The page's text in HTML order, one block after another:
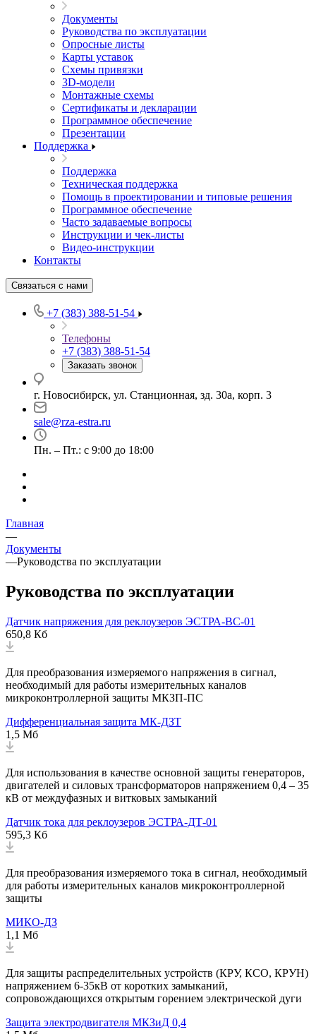
Документы
Руководства по эксплуатации
Опросные листы
Карты уставок
Схемы привязки
3D-модели
Монтажные схемы
Сертификаты и декларации
Программное обеспечение
Презентации
Поддержка
Поддержка
Техническая поддержка
Помощь в проектировании и типовые решения
Программное обеспечение
Часто задаваемые вопросы
Инструкции и чек-листы
Видео-инструкции
Контакты
Связаться с нами
+7 (383) 388-51-54
Телефоны
+7 (383) 388-51-54
Заказать звонок
г. Новосибирск, ул. Станционная, зд. 30а, корп. 3
sale@rza-estra.ru
Пн. – Пт.: с 9:00 до 18:00
Главная
—
Документы
—Руководства по эксплуатации
Руководства по эксплуатации
Датчик напряжения для реклоузеров ЭСТРА-ВС-01
650,8 Кб
Для преобразования измеряемого напряжения в сигнал,
необходимый для работы измерительных каналов
микроконтроллерной защиты МКЗП-ПС
Дифференциальная защита МК-ДЗТ
1,5 Мб
Для использования в качестве основной защиты генераторов,
двигателей и силовых трансформаторов напряжением 0,4 – 35
кВ от междуфазных и витковых замыканий
Датчик тока для реклоузеров ЭСТРА-ДТ-01
595,3 Кб
Для преобразования измеряемого тока в сигнал, необходимый
для работы измерительных каналов микроконтроллерной
защиты
МИКО-ДЗ
1,1 Мб
Для защиты распределительных устройств (КРУ, КСО, КРУН)
напряжением 6-35кВ от коротких замыканий,
сопровождающихся открытым горением электрической дуги
Защита электродвигателя МКЗиД 0,4